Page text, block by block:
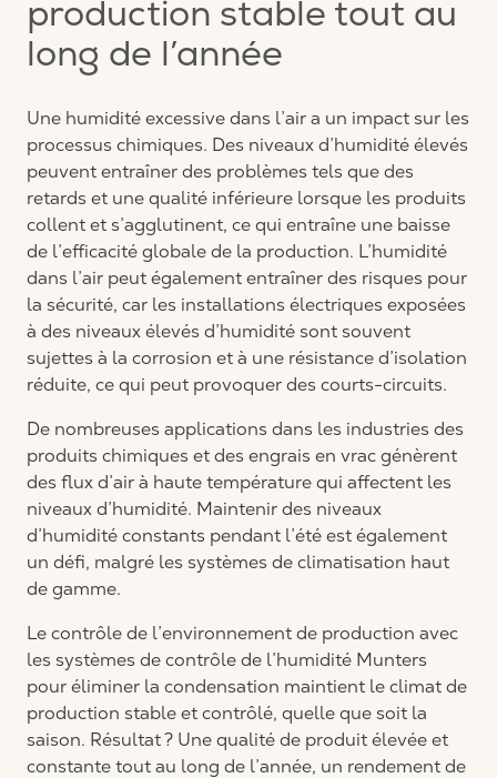
production stable tout au
long de l’année
Une humidité excessive dans l’air a un impact sur les
processus chimiques. Des niveaux d’humidité élevés
peuvent entraîner des problèmes tels que des
retards et une qualité inférieure lorsque les produits
collent et s’agglutinent, ce qui entraîne une baisse
de l’efficacité globale de la production. L’humidité
dans l’air peut également entraîner des risques pour
la sécurité, car les installations électriques exposées
à des niveaux élevés d’humidité sont souvent
sujettes à la corrosion et à une résistance d’isolation
réduite, ce qui peut provoquer des courts-circuits.
De nombreuses applications dans les industries des
produits chimiques et des engrais en vrac génèrent
des flux d’air à haute température qui affectent les
niveaux d’humidité. Maintenir des niveaux
d’humidité constants pendant l’été est également
un défi, malgré les systèmes de climatisation haut
de gamme.
Le contrôle de l’environnement de production avec
les systèmes de contrôle de l’humidité Munters
pour éliminer la condensation maintient le climat de
production stable et contrôlé, quelle que soit la
saison. Résultat ? Une qualité de produit élevée et
constante tout au long de l’année, un rendement de